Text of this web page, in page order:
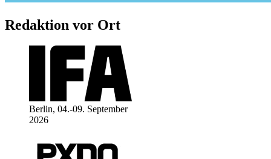
Redaktion vor Ort
Berlin, 04.-09. September
2026